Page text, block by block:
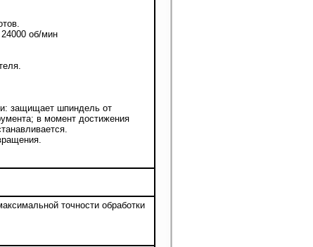
24000 об/мин
защищает шпиндель от
в момент достижения
точности обработки